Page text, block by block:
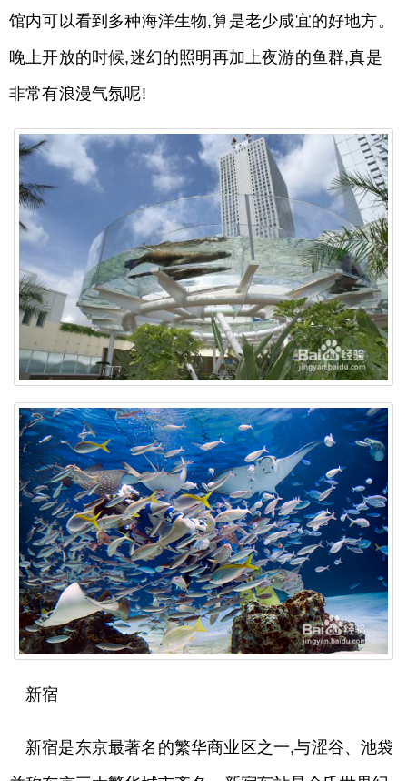
馆内可以看到多种海洋生物,算是老少咸宜的好地方。
晚上开放的时候,迷幻的照明再加上夜游的鱼群,真是
非常有浪漫气氛呢!
新宿
新宿是东京最著名的繁华商业区之一,与涩谷、池袋